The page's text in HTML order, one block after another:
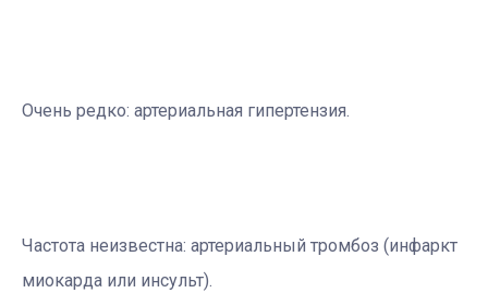
Очень редко: артериальная гипертензия.
Частота неизвестна: артериальный тромбоз (инфаркт
миокарда или инсульт).